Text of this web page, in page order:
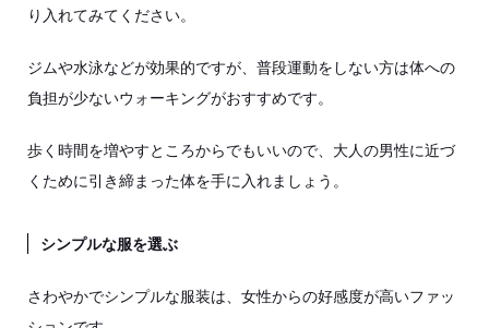
り入れてみてください。
ジムや水泳などが効果的ですが、普段運動をしない方は体への
負担が少ないウォーキングがおすすめです。
歩く時間を増やすところからでもいいので、大人の男性に近づ
くために引き締まった体を手に入れましょう。
シンプルな服を選ぶ
さわやかでシンプルな服装は、女性からの好感度が高いファッ